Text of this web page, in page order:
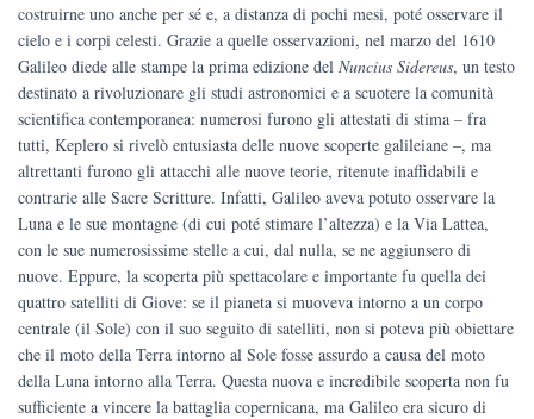
costruirne uno anche per sé e, a distanza di pochi mesi, poté osservare il
cielo e i corpi celesti. Grazie a quelle osservazioni, nel marzo del 1610
Galileo diede alle stampe la prima edizione del Nuncius Sidereus, un testo
destinato a rivoluzionare gli studi astronomici e a scuotere la comunità
scientifica contemporanea: numerosi furono gli attestati di stima – fra
tutti, Keplero si rivelò entusiasta delle nuove scoperte galileiane ‒, ma
altrettanti furono gli attacchi alle nuove teorie, ritenute inaffidabili e
contrarie alle Sacre Scritture. Infatti, Galileo aveva potuto osservare la
Luna e le sue montagne (di cui poté stimare l’altezza) e la Via Lattea,
con le sue numerosissime stelle a cui, dal nulla, se ne aggiunsero di
nuove. Eppure, la scoperta più spettacolare e importante fu quella dei
quattro satelliti di Giove: se il pianeta si muoveva intorno a un corpo
centrale (il Sole) con il suo seguito di satelliti, non si poteva più obiettare
che il moto della Terra intorno al Sole fosse assurdo a causa del moto
della Luna intorno alla Terra. Questa nuova e incredibile scoperta non fu
sufficiente a vincere la battaglia copernicana, ma Galileo era sicuro di